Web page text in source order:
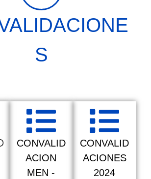
S
CONVALID
ACION
MEN -
CONVALID
ACIONES
2024